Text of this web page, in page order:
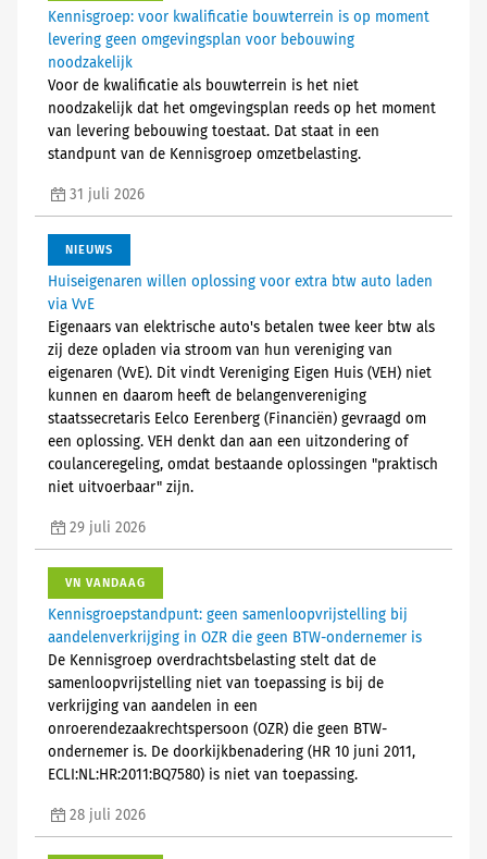
Kennisgroep: voor kwalificatie bouwterrein is op moment
levering geen omgevingsplan voor bebouwing
noodzakelijk
Voor de kwalificatie als bouwterrein is het niet
noodzakelijk dat het omgevingsplan reeds op het moment
van levering bebouwing toestaat. Dat staat in een
standpunt van de Kennisgroep omzetbelasting.
31 juli 2026
NIEUWS
Huiseigenaren willen oplossing voor extra btw auto laden
via VvE
Eigenaars van elektrische auto's betalen twee keer btw als
zij deze opladen via stroom van hun vereniging van
eigenaren (VvE). Dit vindt Vereniging Eigen Huis (VEH) niet
kunnen en daarom heeft de belangenvereniging
staatssecretaris Eelco Eerenberg (Financiën) gevraagd om
een oplossing. VEH denkt dan aan een uitzondering of
coulanceregeling, omdat bestaande oplossingen "praktisch
niet uitvoerbaar" zijn.
29 juli 2026
VN VANDAAG
Kennisgroepstandpunt: geen samenloopvrijstelling bij
aandelenverkrijging in OZR die geen BTW-ondernemer is
De Kennisgroep overdrachtsbelasting stelt dat de
samenloopvrijstelling niet van toepassing is bij de
verkrijging van aandelen in een
onroerendezaakrechtspersoon (OZR) die geen BTW-
ondernemer is. De doorkijkbenadering (HR 10 juni 2011,
ECLI:NL:HR:2011:BQ7580) is niet van toepassing.
28 juli 2026